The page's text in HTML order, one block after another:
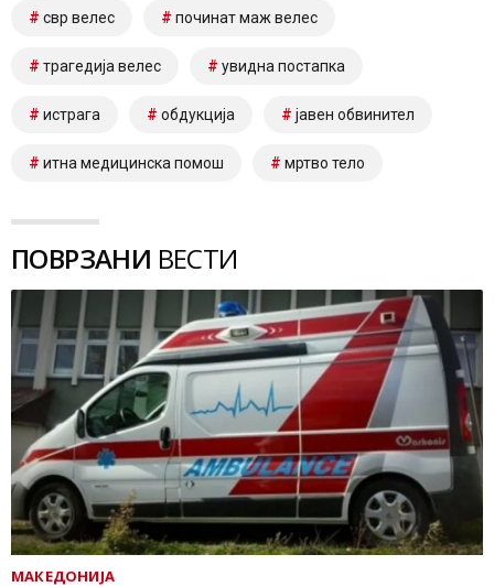
свр велес починат маж велес
трагедија велес увидна постапка
истрага обдукција јавен обвинител
итна медицинска помош мртво тело
ПОВРЗАНИ ВЕСТИ
МАКЕДОНИЈА